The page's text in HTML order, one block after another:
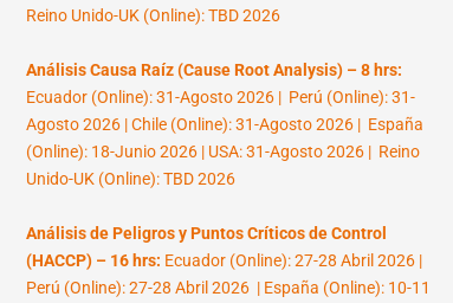
Reino Unido-UK (Online): TBD 2026
Análisis Causa Raíz (Cause Root Analysis) – 8 hrs:
Ecuador (Online): 31-Agosto 2026 | Perú (Online): 31-
Agosto 2026 | Chile (Online): 31-Agosto 2026 | España
(Online): 18-Junio 2026 | USA: 31-Agosto 2026 | Reino
Unido-UK (Online): TBD 2026
Análisis de Peligros y Puntos Críticos de Control
(HACCP) – 16 hrs: Ecuador (Online): 27-28 Abril 2026 |
Perú (Online): 27-28 Abril 2026 | España (Online): 10-11